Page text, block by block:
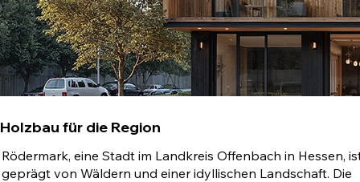
Holzbau für die Region
Rödermark, eine Stadt im Landkreis Offenbach in Hessen,
geprägt von Wäldern und einer idyllischen Landschaft. Die